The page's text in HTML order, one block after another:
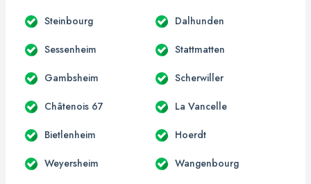
Steinbourg Dalhunden
Sessenheim Stattmatten
Gambsheim Scherwiller
Châtenois 67 La Vancelle
Bietlenheim Hoerdt
Weyersheim Wangenbourg